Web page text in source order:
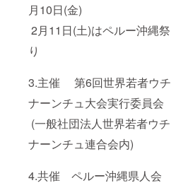
月10日(金)
2月11日(土)はペルー沖縄祭
り
3.主催 第6回世界若者ウチ
ナーンチュ大会実行委員会
(一般社団法人世界若者ウチ
ナーンチュ連合会内)
4.共催 ペルー沖縄県人会